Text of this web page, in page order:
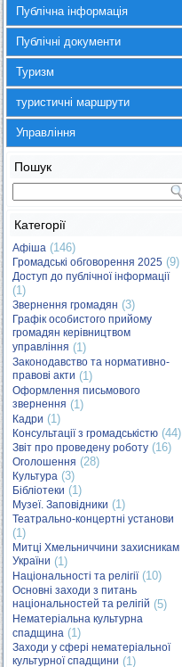
Публічна інформація
Публічні документи
Туризм
туристичні маршрути
Управління
Пошук
Категорії
Афіша (146)
Громадські обговорення 2025 (9)
Доступ до публічної інформації
(1)
Звернення громадян (3)
Графік особистого прийому
громадян керівництвом
управління (1)
Законодавство та нормативно-
правові акти (1)
Оформлення письмового
звернення (1)
Кадри (1)
Консультації з громадськістю (44)
Звіт про проведену роботу (16)
Оголошення (28)
Культура (3)
Бібліотеки (1)
Музеї. Заповідники (1)
Театрально-концертні установи
(1)
Митці Хмельниччини захисникам
України (1)
Національності та релігії(10)
Основні заходи з питань
національностей та релігій (5)
Нематеріальна культурна
спадщина (1)
Заходи у сфері нематеріальної
культурної спадщини (1)